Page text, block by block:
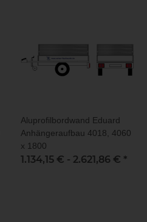
Aluprofilbordwand Eduard
Anhängeraufbau 4018, 4060
x 1800
1.134,15 € - 2.621,86 € *